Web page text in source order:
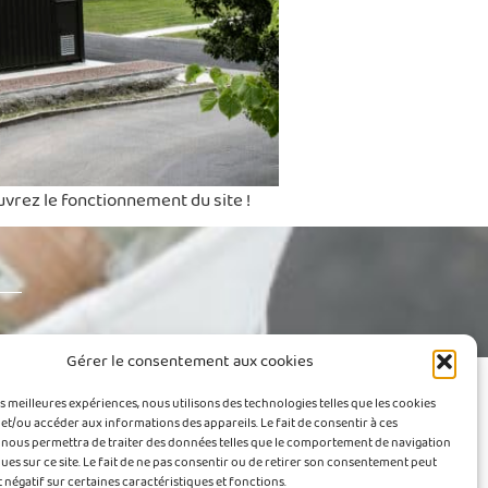
Gérer le consentement aux cookies
expériences, nous utilisons des technologies telles que les cookies
ou accéder aux informations des appareils. Le fait de consentir à ces
permettra de traiter des données telles que le comportement de navigation
sur ce site. Le fait de ne pas consentir ou de retirer son consentement peut
sur certaines caractéristiques et fonctions.
le fonctionnement du site !
eaux usées Contact